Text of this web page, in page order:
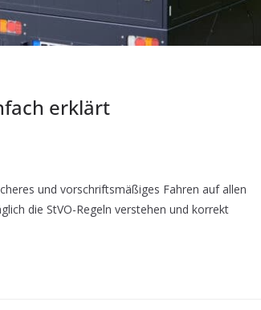
erklärt
und vorschriftsmäßiges Fahren auf allen
die StVO-Regeln verstehen und korrekt